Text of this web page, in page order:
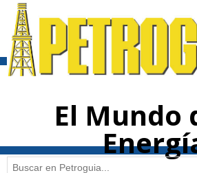
contenido
El Mundo
Buscar